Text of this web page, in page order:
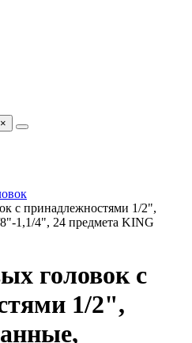
×
с принадлежностями 1/2",
1,1/4", 24 предмета KING
головок с
1/2",